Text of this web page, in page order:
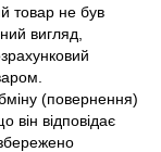
товар не був
вигляд,
(повернення)
він відповідає